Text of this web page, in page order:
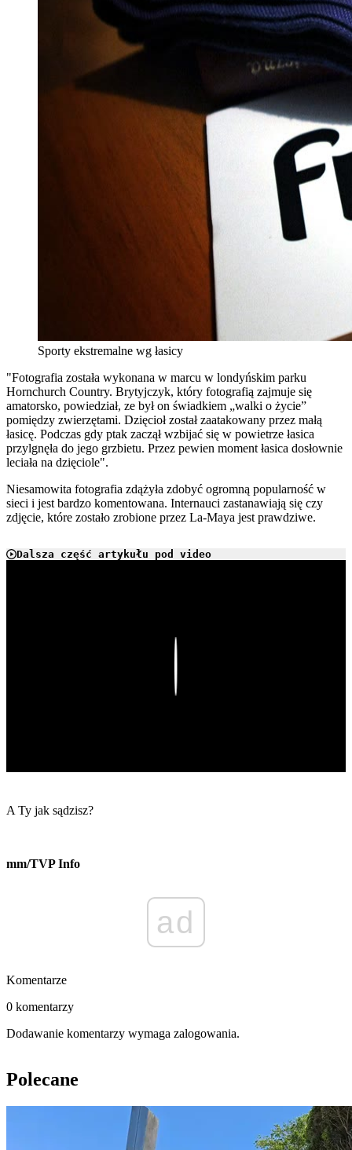
Sporty ekstremalne wg łasicy
"Fotografia została wykonana w marcu w londyńskim parku
Hornchurch Country. Brytyjczyk, który fotografią zajmuje się
amatorsko, powiedział, ze był on świadkiem „walki o życie”
pomiędzy zwierzętami. Dzięcioł został zaatakowany przez małą
łasicę. Podczas gdy ptak zaczął wzbijać się w powietrze łasica
przylgnęła do jego grzbietu. Przez pewien moment łasica dosłownie
leciała na dzięciole".
Niesamowita fotografia zdążyła zdobyć ogromną popularność w
sieci i jest bardzo komentowana. Internauci zastanawiają się czy
zdjęcie, które zostało zrobione przez La-Maya jest prawdziwe.
Dalsza część artykułu pod video
A Ty jak sądzisz?
mm/TVP Info
ad
Komentarze
0 komentarzy
Dodawanie komentarzy wymaga zalogowania.
Polecane